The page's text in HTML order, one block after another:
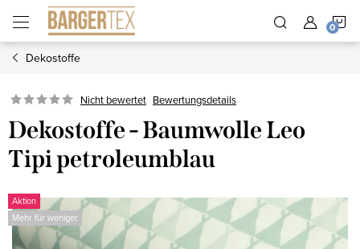
Inhalt
springen
Dekostoffe
Nicht bewertet Bewertungsdetails
Dekostoffe - Baumwolle Leo
Tipi petroleumblau
Aktion
Mehr für weniger